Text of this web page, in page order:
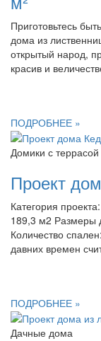
Приготовьтесь
дома из
открытый народ,
красив и
ПОДРОБНЕЕ »
Домики с
Проект
Категория
189,3 м2 Размеры
Количество
давних времен
ПОДРОБНЕЕ »
Дачные дома